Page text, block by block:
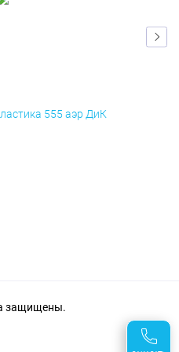
555 аэр ДиК
защищены.